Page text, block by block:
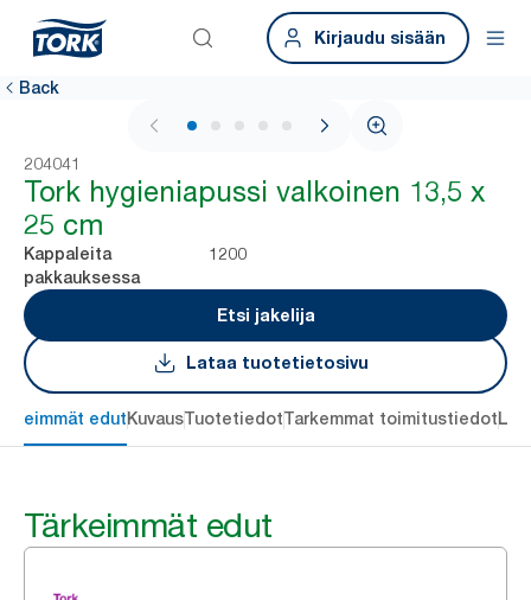
Kirjaudu sisään
Back
1 / 5
204041
Tork hygieniapussi valkoinen 13,5 x
25 cm
Kappaleita
pakkauksessa
1200
Etsi jakelija
Lataa tuotetietosivu
edutKuvausTuotetiedotTarkemmat toimitustiedot
Tärkeimmät edut